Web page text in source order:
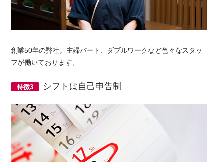
創業50年の弊社。主婦パート、ダブルワークなど色々なスタッ
フが働いております。
特徴3 シフトは自己申告制